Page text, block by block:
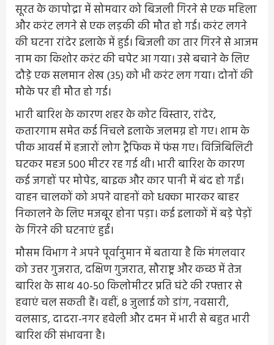
सूरत के कापोद्रा में सोमवार को बिजली गिरने से एक महिला
और करंट लगने से एक लड़की की मौत हो गई। करंट लगने
की घटना रांदेर इलाके में हुई। बिजली का तार गिरने से आजम
नाम का किशोर करंट की चपेट आ गया। उसे बचाने के लिए
दौड़े एक सलमान शेख (35) को भी करंट लग गया। दोनों की
मौके पर ही मौत हो गई।
भारी बारिश के कारण शहर के कोट विस्तार, रांदेर,
कतारगाम समेत कई निचले इलाके जलमग्न हो गए। शाम के
पीक आवर्स में हजारों लोग ट्रैफिक में फंस गए। विजिबिलिटी
घटकर महज 500 मीटर रह गई थी। भारी बारिश के कारण
कई जगहों पर मोपेड, बाइक और कार पानी में बंद हो गईं।
वाहन चालकों को अपने वाहनों को धक्का मारकर बाहर
निकालने के लिए मजबूर होना पड़ा। कई इलाकों में बड़े पेड़ों
के गिरने की घटनाएं हुईं।
मौसम विभाग ने अपने पूर्वानुमान में बताया है कि मंगलवार
को उत्तर गुजरात, दक्षिण गुजरात, सौराष्ट्र और कच्छ में तेज
बारिश के साथ 40-50 किलोमीटर प्रति घंटे की रफ्तार से
हवाएं चल सकती हैं। वहीं, 8 जुलाई को डांग, नवसारी,
वलसाड, दादरा-नगर हवेली और दमन में भारी से बहुत भारी
बारिश की संभावना है।